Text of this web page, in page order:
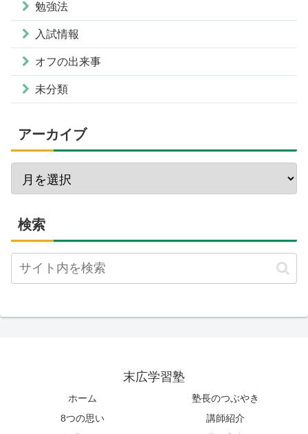
勉強法
入試情報
オフの出来事
未分類
アーカイブ
検索
末広学習塾
ホーム
塾長のつぶやき
8つの思い
講師紹介